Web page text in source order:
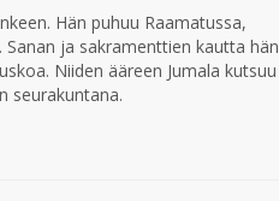
Hän puhuu Raamatussa,
Sanan ja sakramenttien kautta hän
Niiden ääreen Jumala kutsuu
seurakuntana.